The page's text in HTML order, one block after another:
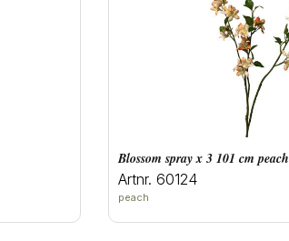
blossom spray x 3 101 cm peach
Artnr. 60124
peach